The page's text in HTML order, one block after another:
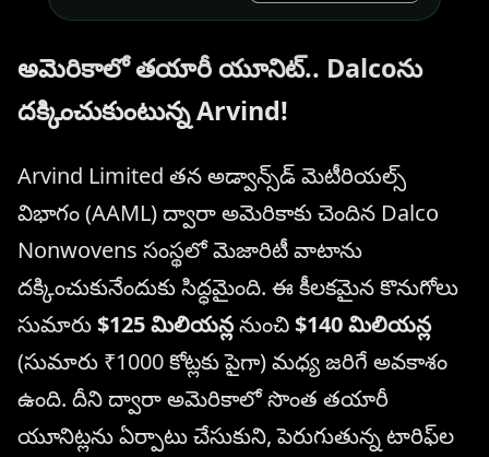
అమెరికాలో తయారీ యూనిట్.. Dalcoను
దక్కించుకుంటున్న Arvind!
Arvind Limited తన అడ్వాన్స్‌డ్ మెటీరియల్స్
విభాగం (AAML) ద్వారా అమెరికాకు చెందిన Dalco
Nonwovens సంస్థలో మెజారిటీ వాటాను
దక్కించుకునేందుకు సిద్ధమైంది. ఈ కీలకమైన కొనుగోలు
సుమారు$125 మిలియన్లనుంచి$140 మిలియన్ల
(సుమారు ₹1000 కోట్లకు పైగా) మధ్య జరిగే అవకాశం
ఉంది. దీని ద్వారా అమెరికాలో సొంత తయారీ
యూనిట్లను ఏర్పాటు చేసుకుని, పెరుగుతున్న టారిఫ్‌ల